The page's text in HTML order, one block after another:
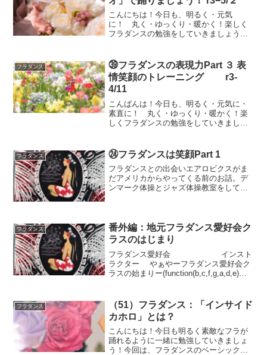
こんにちは！今日も、明るく・元気
に！ 丸く・ゆっくり・暖かく！楽しく
フラダンスの勉強をしていきましょう。
たいと思います。これからコンペを目指
そうとしているフラダンサー...
フラダンス
㊴フラダンスの表現力Part ３ 表
情笑顔のトレーニング r3-
4/11
こんばんは！今日も、明るく・元気に・
素直に！ 丸く・ゆっくり・暖かく！楽
しくフラダンスの勉強をしていきましょ
ますか？笑顔の表情を豊かにするための
トレーニングはどうしたら...
フラダンス ㉔フラダンスは笑顔Part 1
フラダンスとの出会いエアロビクスがま
だアメリカからやってくる前のお話。デ
ンマーク体操とジャズ体操教室をしてい
とだったので、あらまーと...
フラダンス
番外編：地元フラダンス愛好会ク
ラスのはじまり
フラダンス愛好会 インスト
ラクター やぁやーフラダンス愛好会ク
ラスの始まりー(function(b,c,f,g,a,d,e)
フラダンス
（51）フラダンス：「インサイド
カホロ」とは？
こんにちは！今日も明るく素敵なフラが
踊れるように一緒に勉強していきましょ
う！今回は、フラダンスのベーシックス